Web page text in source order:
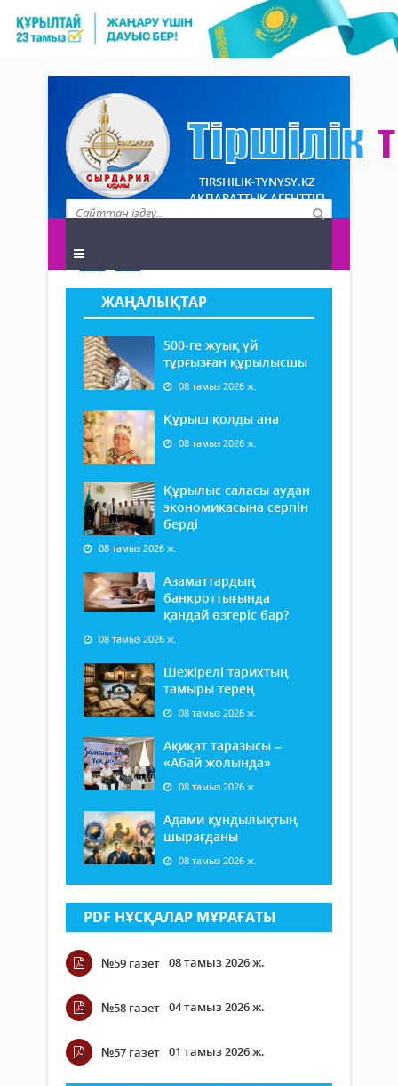
TIRSHILIK-TYNYSY.KZ
АҚПАРАТТЫҚ АГЕНТТІГІ
ЖАҢАЛЫҚТАР
500-ге жуық үй
тұрғызған құрылысшы
08 тамыз 2026 ж.
Құрыш қолды ана
08 тамыз 2026 ж.
Құрылыс саласы аудан
экономикасына серпін
берді
08 тамыз 2026 ж.
Азаматтардың
банкроттығында
қандай өзгеріс бар?
08 тамыз 2026 ж.
Шежірелі тарихтың
тамыры терең
08 тамыз 2026 ж.
Ақиқат таразысы –
«Абай жолында»
08 тамыз 2026 ж.
Адами құндылықтың
шырағданы
08 тамыз 2026 ж.
PDF НҰСҚАЛАР МҰРАҒАТЫ
№59 газет 08 тамыз 2026 ж.
№58 газет 04 тамыз 2026 ж.
№57 газет 01 тамыз 2026 ж.